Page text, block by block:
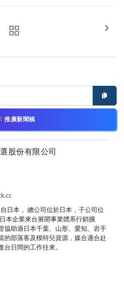
推廣新聞稿
股份有限公司
日本， 總公司位於日本，子公司位
本企業來台展開事業體系行銷擴
協助過日本千葉、山形、愛知、岩手
的部落客及模特兒資源，媒合適合赴
日間的工作往來。